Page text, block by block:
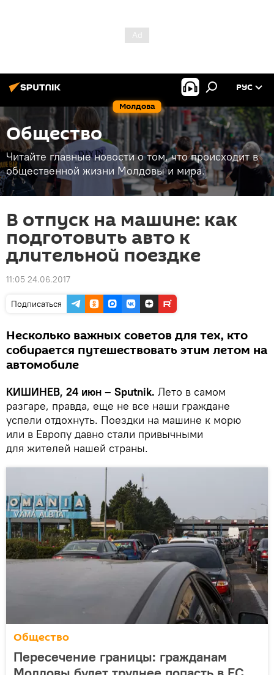
Молдова
РУС
Общество
Читайте главные новости о том, что происходит в
общественной жизни Молдовы и мира.
В отпуск на машине: как
подготовить авто к
длительной поездке
11:05 24.06.2017
Подписаться
Несколько важных советов для тех, кто
собирается путешествовать этим летом на
автомобиле
КИШИНЕВ, 24 июн – Sputnik. Лето в самом
разгаре, правда, еще не все наши граждане
успели отдохнуть. Поездки на машине к морю
или в Европу давно стали привычными
для жителей нашей страны.
Общество
Пересечение границы: гражданам